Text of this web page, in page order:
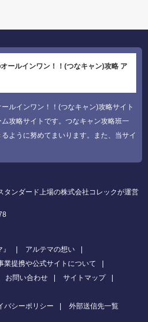
ールインワン！！(つなキャン)攻略 ア
ルインワン！！(つなキャン)攻略サイト
攻略サイトです。つなキャン攻略班一
ように努めてまいります。また、当サイ
タンダード上場の株式会社コレックが運営
アルテマの想い
業提携や公式サイトについて
お問い合わせ
サイトマップ
バシーポリシー 外部送信先一覧